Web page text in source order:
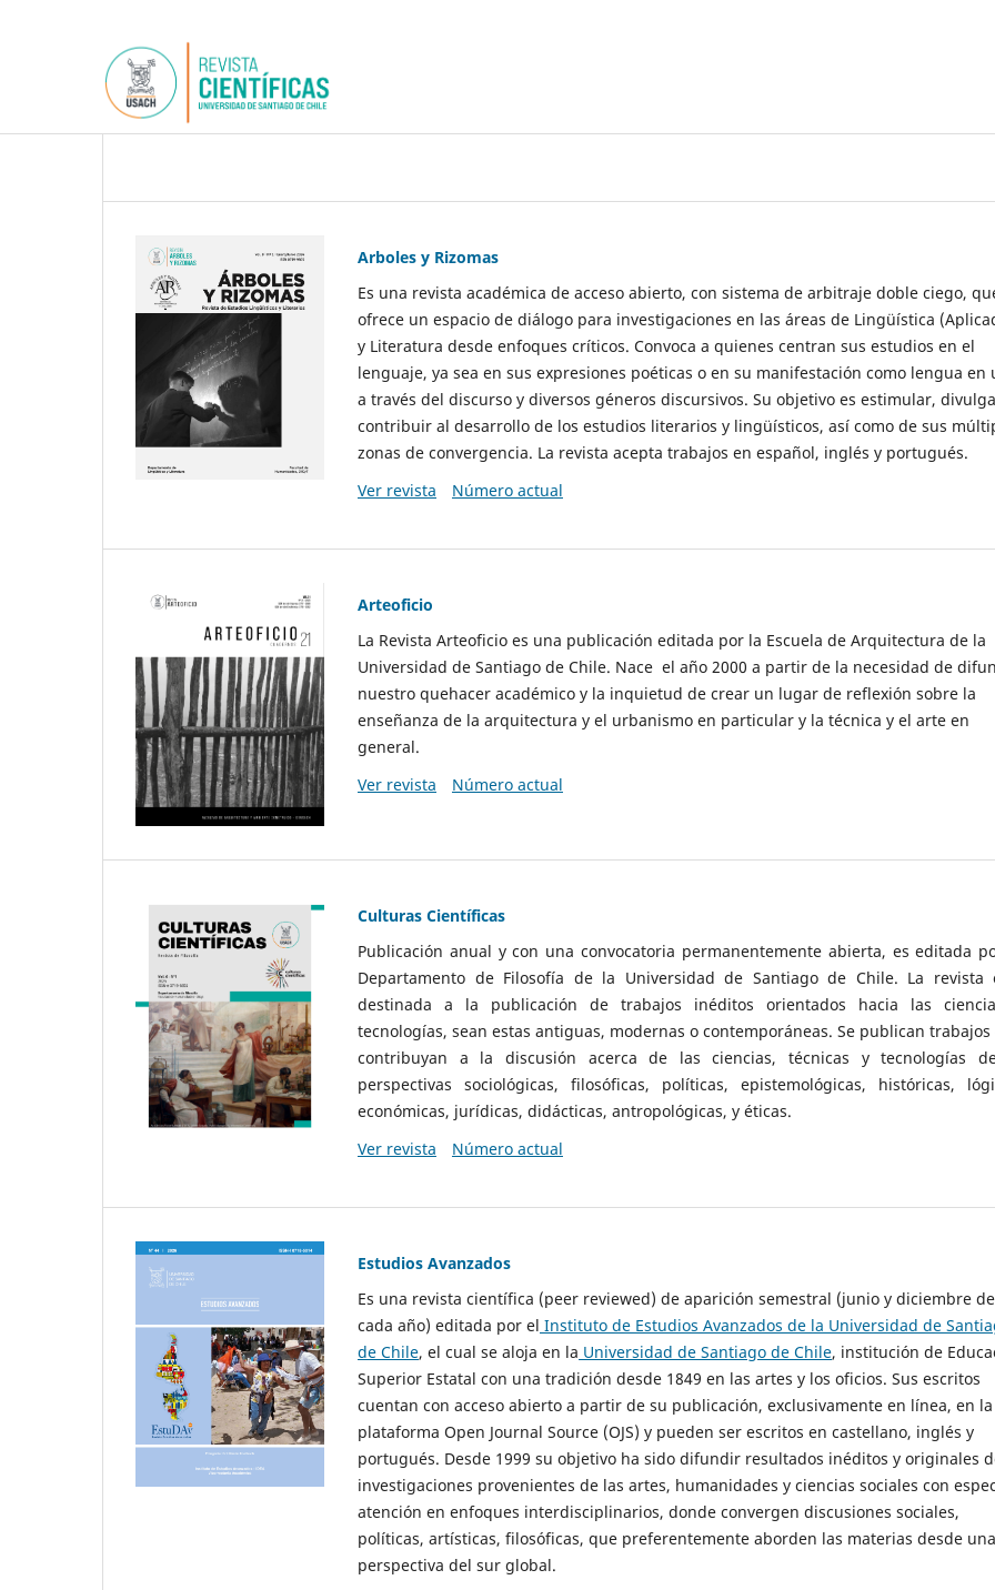
Arboles y Rizomas
Es una revista académica de acceso abierto, con sistema de arbitraje doble ciego,
ofrece un espacio de diálogo para investigaciones en las áreas de Lingüística
y Literatura desde enfoques críticos. Convoca a quienes centran sus estudios en el
lenguaje, ya sea en sus expresiones poéticas o en su manifestación como lengua en
a través del discurso y diversos géneros discursivos. Su objetivo es estimular,
contribuir al desarrollo de los estudios literarios y lingüísticos, así como de sus
zonas de convergencia. La revista acepta trabajos en español, inglés y portugués.
Ver revista
Número actual
Arteoficio
La Revista Arteoficio es una publicación editada por la Escuela de Arquitectura de la
Universidad de Santiago de Chile. Nace el año 2000 a partir de la necesidad de
nuestro quehacer académico y la inquietud de crear un lugar de reflexión sobre la
enseñanza de la arquitectura y el urbanismo en particular y la técnica y el arte en
general.
Ver revista
Número actual
Culturas Científicas
Publicación anual y con una convocatoria permanentemente abierta, es editada
Departamento de Filosofía de la Universidad de Santiago de Chile. La revista
destinada a la publicación de trabajos inéditos orientados hacia las
tecnologías, sean estas antiguas, modernas o contemporáneas. Se publican
contribuyan a la discusión acerca de las ciencias, técnicas y tecnologías
perspectivas sociológicas, filosóficas, políticas, epistemológicas, históricas,
económicas, jurídicas, didácticas, antropológicas, y éticas.
Ver revista
Número actual
Estudios Avanzados
Es una revista científica (peer reviewed) de aparición semestral (junio y diciembre de
cada año) editada por el Instituto de Estudios Avanzados de la Universidad de
de Chile, el cual se aloja en la Universidad de Santiago de Chile, institución de
Superior Estatal con una tradición desde 1849 en las artes y los oficios. Sus escritos
cuentan con acceso abierto a partir de su publicación, exclusivamente en línea, en la
plataforma Open Journal Source (OJS) y pueden ser escritos en castellano, inglés y
portugués. Desde 1999 su objetivo ha sido difundir resultados inéditos y originales
investigaciones provenientes de las artes, humanidades y ciencias sociales con
atención en enfoques interdisciplinarios, donde convergen discusiones sociales,
políticas, artísticas, filosóficas, que preferentemente aborden las materias desde una
perspectiva del sur global.